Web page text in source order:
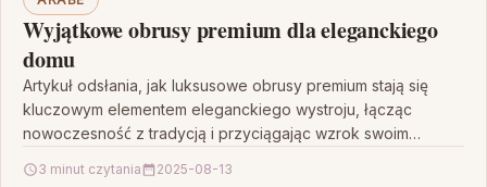
Wyjątkowe obrusy premium dla eleganckiego
domu
Artykuł odsłania, jak luksusowe obrusy premium stają się
kluczowym elementem eleganckiego wystroju, łącząc
nowoczesność z tradycją i przyciągając wzrok swoim
3 minut czytania 2025-08-13